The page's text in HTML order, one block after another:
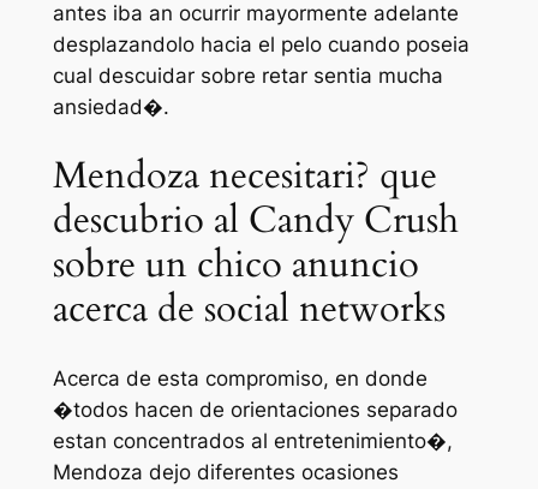
antes iba an ocurrir mayormente adelante
desplazandolo hacia el pelo cuando poseia
cual descuidar sobre retar sentia mucha
ansiedad�.
Mendoza necesitari? que
descubrio al Candy Crush
sobre un chico anuncio
acerca de social networks
Acerca de esta compromiso, en donde
�todos hacen de orientaciones separado
estan concentrados al entretenimiento�,
Mendoza dejo diferentes ocasiones